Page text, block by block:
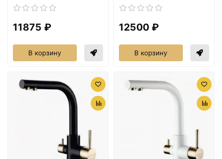
11875 ₽
В корзину
12500 ₽
В корзину